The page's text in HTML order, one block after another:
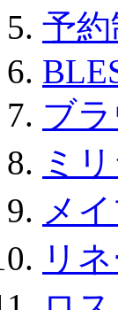
予約
ブ
ミ
メ
リ